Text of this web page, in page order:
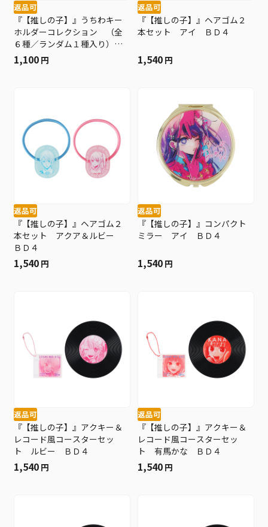
返品可
『【推しの子】』うちわキー
ホルダーコレクション （全
６種／ランダム１種入り）
ＢＤ４
1,100 円
返品可
『【推しの子】』ヘアゴム２
本セット アイ ＢＤ４
1,540 円
返品可
『【推しの子】』ヘアゴム２
本セット アクア＆ルビー
ＢＤ４
1,540 円
返品可
『【推しの子】』コンパクト
ミラー アイ ＢＤ４
1,540 円
返品可
『【推しの子】』アクキー＆
レコード風コースターセッ
ト ルビー ＢＤ４
1,540 円
返品可
『【推しの子】』アクキー＆
レコード風コースターセッ
ト 有馬かな ＢＤ４
1,540 円